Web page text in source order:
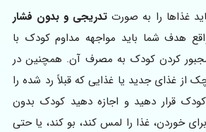
غذاها را به صورت تدریجی و بدون فشار
هدف شما باید مواجهه مداوم کودک با
کردن کودک به مصرف آن. همچنین در
از غذای جدید یا غذایی که قبلاً رد شده را
کودک قرار دهید و اجازه دهید کودک بدون
خوردن، غذا را لمس کند، بو کند، یا حتی